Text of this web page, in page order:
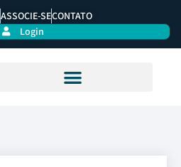
ASSOCIE-SECONTATO
Login